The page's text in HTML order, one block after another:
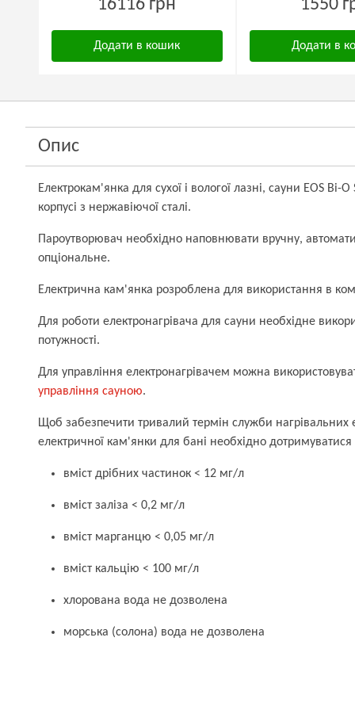
16116 грн
Додати в кошик
1550
Додати в
Опис
Електрокам'янка для сухої і вологої лазні, сауни EOS Bi-
корпусі з нержавіючої сталі.
Пароутворювач необхідно наповнювати вручну,
опціональне.
Електрична кам'янка розроблена для використання в
Для роботи електронагрівача для сауни необхідне
потужності.
Для управління електронагрівачем можна
управління сауною.
Щоб забезпечити тривалий термін служби нагрівальних
електричної кам'янки для бані необхідно
вміст дрібних частинок < 12 мг/л
вміст заліза < 0,2 мг/л
вміст марганцю < 0,05 мг/л
вміст кальцію < 100 мг/л
хлорована вода не дозволена
морська (солона) вода не дозволена